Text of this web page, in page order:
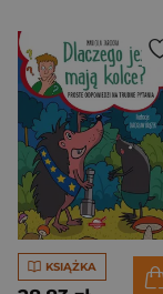
KSIĄŻKA